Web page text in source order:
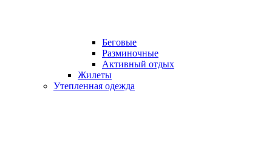
Беговые
Разминочные
Активный отдых
Жилеты
Утепленная одежда